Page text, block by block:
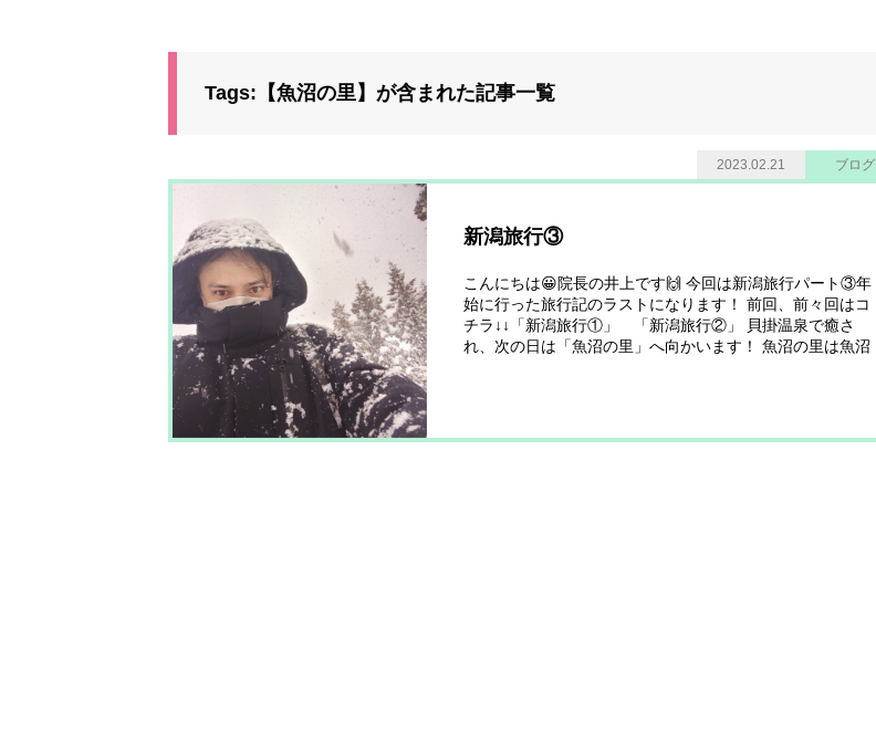
Tags:【魚沼の里】が含まれた記事一覧
2023.02.21 ブログ
新潟旅行③
こんにちは😀院長の井上です🙌 今回は新潟旅行パート③年
始に行った旅行記のラストになります！ 前回、前々回はコ
チラ↓↓「新潟旅行①」 「新潟旅行②」 貝掛温泉で癒さ
れ、次の日は「魚沼の里」へ向かいます！ 魚沼の里は魚沼